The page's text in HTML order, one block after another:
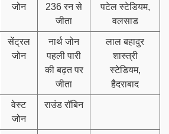
जोन
236 रन से
जीता
पटेल स्टेडियम,
वलसाड
सेंट्रल
जोन
नार्थ जोन
पहली पारी
की बढ़त पर
जीता
लाल बहादुर
शास्त्री
स्टेडियम,
हैदराबाद
वेस्ट
जोन
राउंड रॉबिन